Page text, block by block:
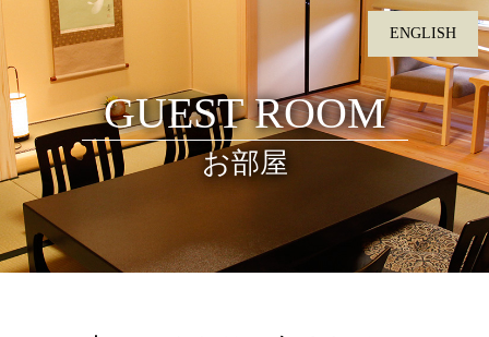
ENGLISH
MENU
お料理
温泉
GUESTROOM
お部屋